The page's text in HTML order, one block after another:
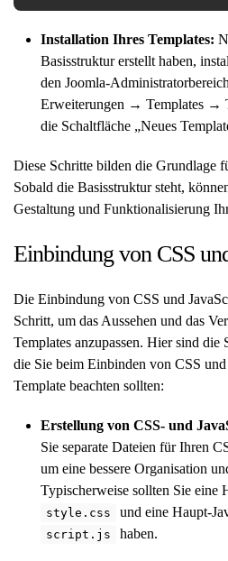
Installation Ihres Templates:
Basisstruktur erstellt haben,
den Joomla-
Erweiterungen → Templates →
die Schaltfläche „Neues
Diese Schritte bilden die Grundlage
Sobald die Basisstruktur steht,
Gestaltung und Funktionalisierung
Einbindung von CSS
Die Einbindung von CSS und
Schritt, um das Aussehen und das
Templates anzupassen. Hier sind die
die Sie beim Einbinden von CSS
Template beachten sollten:
Erstellung von CSS- und
Sie separate Dateien für Ihren
um eine bessere Organisation
Typischerweise sollten Sie eine
style.css und eine Haupt-
script.js haben.